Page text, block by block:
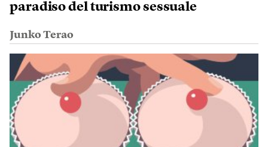
paradiso del turismo sessuale
Junko Terao